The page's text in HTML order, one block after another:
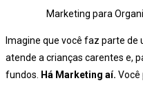
Marketing para
Imagine que você faz parte de
atende a crianças carentes e,
fundos.
Há Marketing aí. Você